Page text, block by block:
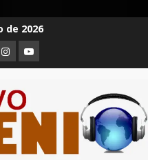
de 2026
Instagram
Youtube